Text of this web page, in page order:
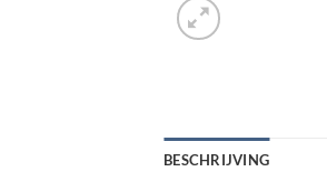
BESCHRIJVING